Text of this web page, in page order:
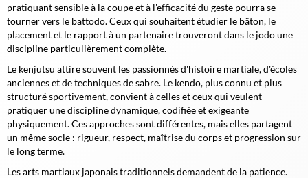
pratiquant sensible à la coupe et à l'efficacité du geste pourra se
tourner vers le battodo. Ceux qui souhaitent étudier le bâton, le
placement et le rapport à un partenaire trouveront dans le jodo une
discipline particulièrement complète.
Le kenjutsu attire souvent les passionnés d'histoire martiale, d'écoles
anciennes et de techniques de sabre. Le kendo, plus connu et plus
structuré sportivement, convient à celles et ceux qui veulent
pratiquer une discipline dynamique, codifiée et exigeante
physiquement. Ces approches sont différentes, mais elles partagent
un même socle : rigueur, respect, maîtrise du corps et progression sur
le long terme.
Les arts martiaux japonais traditionnels demandent de la patience.